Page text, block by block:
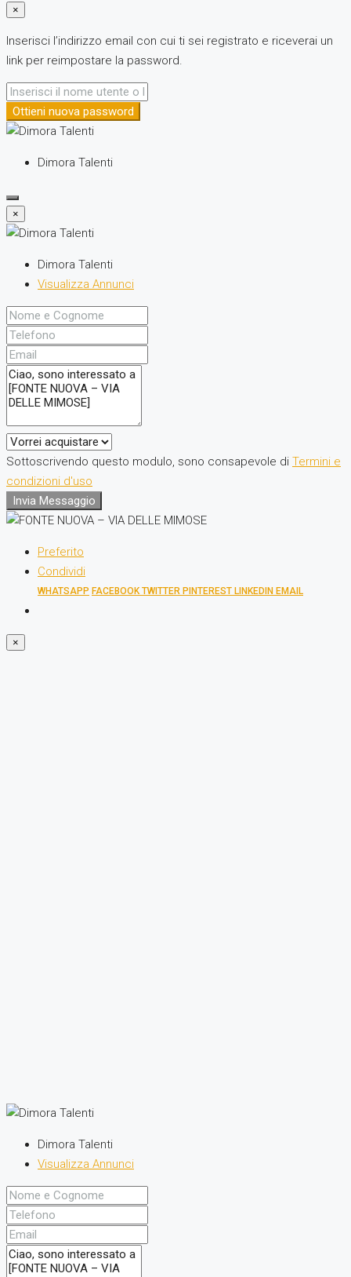
×
Inserisci l’indirizzo email con cui ti sei registrato e riceverai un
link per reimpostare la password.
Ottieni nuova password
Dimora Talenti
×
Dimora Talenti
Visualizza Annunci
Sottoscrivendo questo modulo, sono consapevole di Termini e
condizioni d'uso
Invia Messaggio
Preferito
Condividi
WHATSAPP FACEBOOKTWITTER PINTEREST LINKEDIN EMAIL
×
Dimora Talenti
Visualizza Annunci